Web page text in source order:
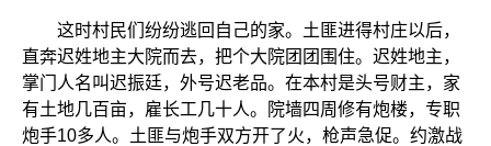
这时村民们纷纷逃回自己的家。土匪进得村庄以后，
直奔迟姓地主大院而去，把个大院团团围住。迟姓地主，
掌门人名叫迟振廷，外号迟老品。在本村是头号财主，家
有土地几百亩，雇长工几十人。院墙四周修有炮楼，专职
炮手10多人。土匪与炮手双方开了火，枪声急促。约激战